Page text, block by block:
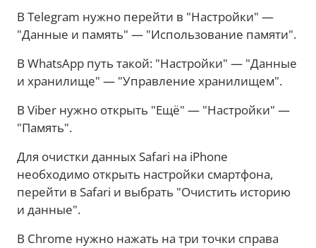
В Telegram нужно перейти в "Настройки" —
"Данные и память" — "Использование памяти".
В WhatsApp путь такой: "Настройки" — "Данные
и хранилище" — "Управление хранилищем".
В Viber нужно открыть "Ещё" — "Настройки" —
"Память".
Для очистки данных Safari на iPhone
необходимо открыть настройки смартфона,
перейти в Safari и выбрать "Очистить историю
и данные".
В Chrome нужно нажать на три точки справа